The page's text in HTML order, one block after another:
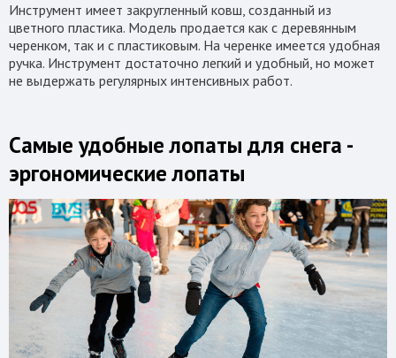
Инструмент имеет закругленный ковш, созданный из
цветного пластика. Модель продается как с деревянным
черенком, так и с пластиковым. На черенке имеется удобная
ручка. Инструмент достаточно легкий и удобный, но может
не выдержать регулярных интенсивных работ.
Самые удобные лопаты для снега -
эргономические лопаты